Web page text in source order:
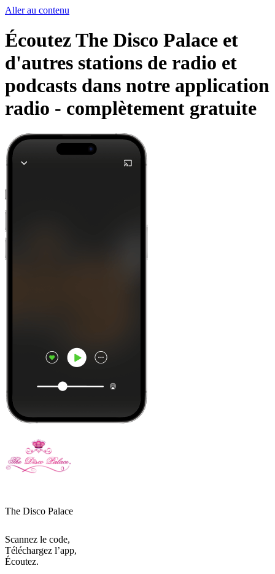
Aller au contenu
Écoutez The Disco Palace et
d'autres stations de radio et
podcasts dans notre application
radio - complètement gratuite
The Disco Palace
Scannez le code,
Téléchargez l’app,
Écoutez.